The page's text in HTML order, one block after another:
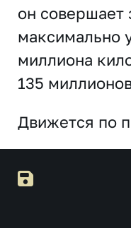
он совершает
максимально
миллиона
135
Движется по